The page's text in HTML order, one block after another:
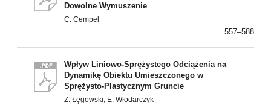
Dowolne Wymuszenie
C. Cempel
557–588
Wpływ Liniowo-Sprężystego Odciążenia na
Dynamikę Obiektu Umieszczonego w
Sprężysto-Plastycznym Gruncie
Z. Łęgowski, E. Włodarczyk